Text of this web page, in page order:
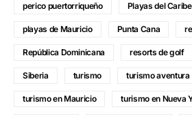
perico puertorriqueño Playas del Caribe
playas de Mauricio Punta Cana
República Dominicana resorts de golf
Siberia turismo turismo aventura
turismo en Mauricio turismo en Nueva